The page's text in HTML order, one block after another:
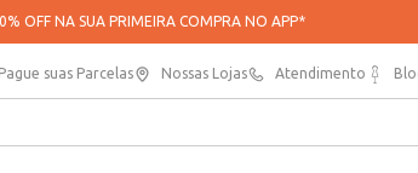
OFF NA SUA PRIMEIRA COMPRA NO APP*
Pague suas Parcelas Nossas Lojas Atendimento